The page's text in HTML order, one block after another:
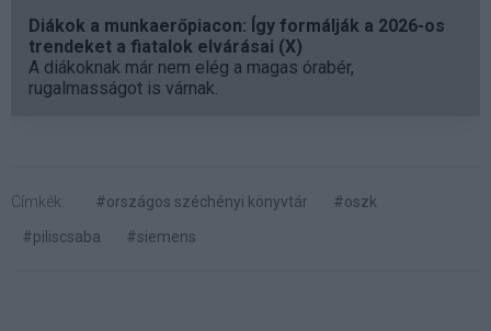
Diákok a munkaerőpiacon: Így formálják a 2026-os
trendeket a fiatalok elvárásai (X)
A diákoknak már nem elég a magas órabér,
rugalmasságot is várnak.
Címkék: #országos széchényi könyvtár
#oszk
#piliscsaba
#siemens